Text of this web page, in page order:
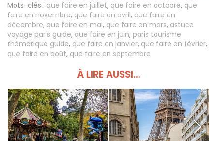
Mots-clés : que faire en juillet, que faire en octobre, que
faire en novembre, que faire en avril, que faire en
décembre, que faire en mai, que faire en mars, astuce
voyage paris guide, que faire en juin, paris tourisme
thématique guide, que faire en janvier, que faire en février,
que faire en août, que faire en septembre
À LIRE AUSSI...